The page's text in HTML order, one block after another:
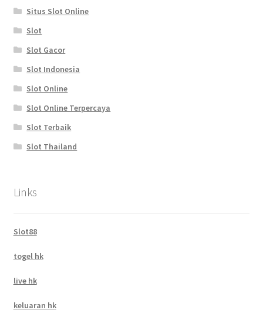
Situs Slot Online
Slot
Slot Gacor
Slot Indonesia
Slot Online
Slot Online Terpercaya
Slot Terbaik
Slot Thailand
Links
Slot88
togel hk
live hk
keluaran hk